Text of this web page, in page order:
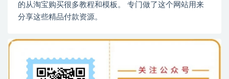
的从淘宝购买很多教程和模板。 专门做了这个网站用来
分享这些精品付款资源。